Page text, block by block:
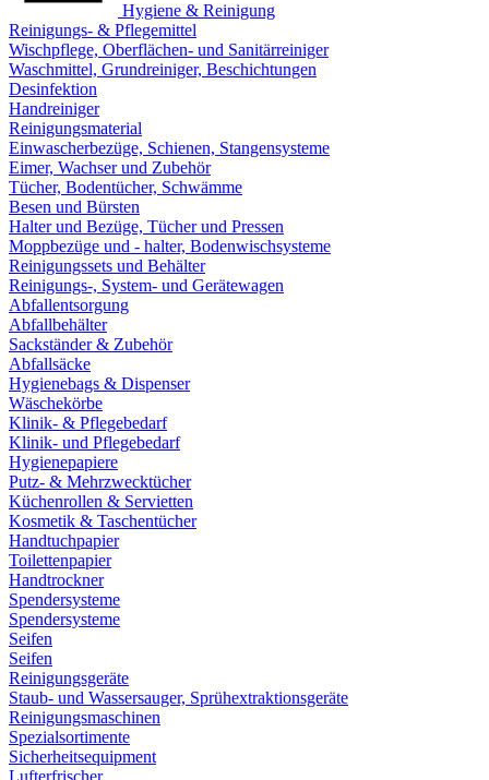
Hygiene & Reinigung
Reinigungs- & Pflegemittel
Wischpflege, Oberflächen- und Sanitärreiniger
Waschmittel, Grundreiniger, Beschichtungen
Desinfektion
Handreiniger
Reinigungsmaterial
Einwascherbezüge, Schienen, Stangensysteme
Eimer, Wachser und Zubehör
Tücher, Bodentücher, Schwämme
Besen und Bürsten
Halter und Bezüge, Tücher und Pressen
Moppbezüge und - halter, Bodenwischsysteme
Reinigungssets und Behälter
Reinigungs-, System- und Gerätewagen
Abfallentsorgung
Abfallbehälter
Sackständer & Zubehör
Abfallsäcke
Hygienebags & Dispenser
Wäschekörbe
Klinik- & Pflegebedarf
Klinik- und Pflegebedarf
Hygienepapiere
Putz- & Mehrzwecktücher
Küchenrollen & Servietten
Kosmetik & Taschentücher
Handtuchpapier
Toilettenpapier
Handtrockner
Spendersysteme
Spendersysteme
Seifen
Seifen
Reinigungsgeräte
Staub- und Wassersauger, Sprühextraktionsgeräte
Reinigungsmaschinen
Spezialsortimente
Sicherheitsequipment